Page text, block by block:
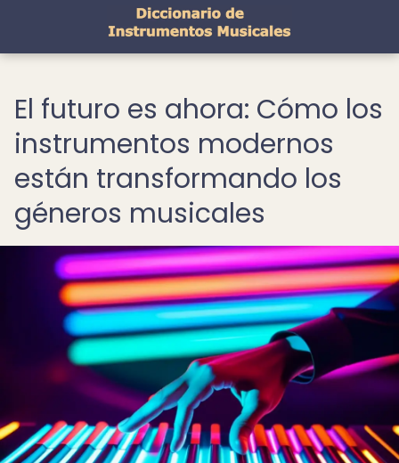
El futuro es ahora: Cómo los
instrumentos modernos
están transformando los
géneros musicales